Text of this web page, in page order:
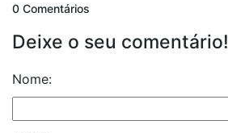
0 Comentários
Deixe o seu comentário!
Nome: